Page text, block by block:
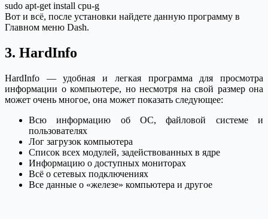
sudo apt-get install cpu-g
Вот и всё, после установки найдете данную программу в
Главном меню Dash.
3. HardInfo
HardInfo — удобная и легкая программа для просмотра
информации о компьютере, но несмотря на свой размер она
может очень многое, она может показать следующее:
Всю информацию об ОС, файловой системе и
пользователях
Лог загрузок компьютера
Список всех модулей, задействованных в ядре
Информацию о доступных мониторах
Всё о сетевых подключениях
Все данные о «железе» компьютера и другое